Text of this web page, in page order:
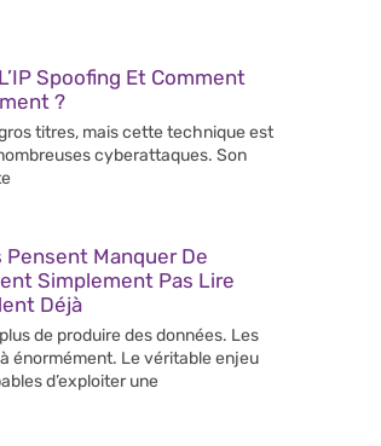
Spoofing Et Comment
?
titres, mais cette technique est
cyberattaques. Son
Manquer De
Simplement Pas Lire
Déjà
de produire des données. Les
énormément. Le véritable enjeu
d’exploiter une